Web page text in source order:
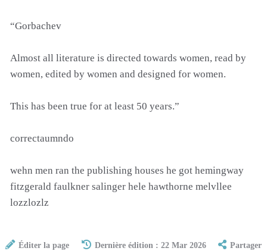
“Gorbachev
Almost all literature is directed towards women, read by
women, edited by women and designed for women.
This has been true for at least 50 years.”
correctaumndo
wehn men ran the publishing houses he got hemingway
fitzgerald faulkner salinger hele hawthorne melvllee
lozzlozlz
Éditer la page Dernière édition : 22 Mar 2026 Partager